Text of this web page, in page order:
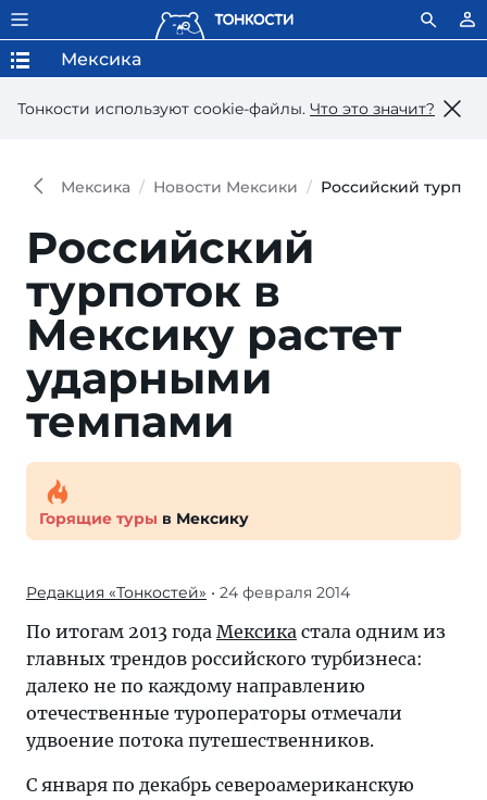
Тонкости используют сookie-файлы. Что это значит?
Мексика
Мексика Новости Мексики Российский
Российский
турпоток в
Мексику растет
ударными
темпами
Горящие туры в Мексику
Редакция «Тонкостей» • 24 февраля 2014
По итогам 2013 года Мексика стала одним из
главных трендов российского турбизнеса:
далеко не по каждому направлению
отечественные туроператоры отмечали
удвоение потока путешественников.
С января по декабрь североамериканскую